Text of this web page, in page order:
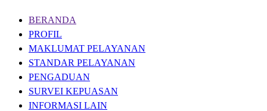
BERANDA
PROFIL
MAKLUMAT PELAYANAN
STANDAR PELAYANAN
PENGADUAN
SURVEI KEPUASAN
INFORMASI LAIN